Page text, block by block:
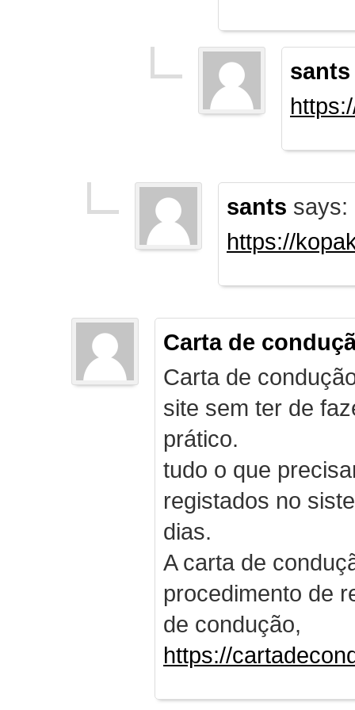
sants
sants says:
https://
Carta de
Carta de
site sem ter de
prático.
tudo o que
registados no
dias.
A carta de
procedimento de
de condução,
https://